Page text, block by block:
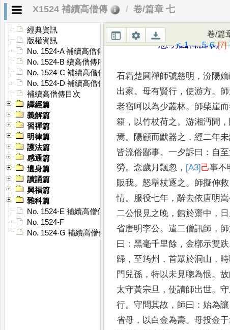
X1524 補續高僧傳 卷/篇章 七
經典資訊
版權資訊
No. 1524-A 補續高僧傳序
No. 1524-B 續高僧傳序
No. 1524-C 補續高僧傳序
No. 1524-D 補續高僧傳序
補續高僧傳目次
譯經篇
義解篇
習禪篇
明律篇
護法篇
感通篇
遺身篇
讀誦篇
興福篇
雜科篇
No. 1524-E 補續高僧傳䟦
No. 1524-F
No. 1524-G 補續高僧傳䟦
卷/篇
< 1...5 6 [7]
矣 。遠受大命得青華嚴
慈明圓禪師傳
石霜楚圓禪師號慈明 ， 汾陽
出家。 母有賢行 ， 使游方。
老宿呵以為少叢林。 師柴崖而
箱 ， 以竹杖荷之。 游湘沔間 ，
焉。 陽顧而默器之 ， 經二年
皆流俗鄙事。 一夕訴曰 ： 自
勞。 念歲月飄忽 ， [A3] 己事不
販我。 怒舉杖逐之。 師擬伸救
情。 服役七年 ， 辭去依唐明
二公恨見之晚 ， 館於齋中 ， 日
省唐明李公。 遣二僧訊師 ，
曰 ： 黑毫千里餘 ， 金槨示雙趺
歸 ， 至筠州 ， 首眾於洞山 ，
門兒孫 ， 特以未 見聰為恨。
太守黃宗旦 ， 使請師出世。
行。 守問其故 ， 師曰 ： 始為讓
省母 ， 以白金為壽。 母投金